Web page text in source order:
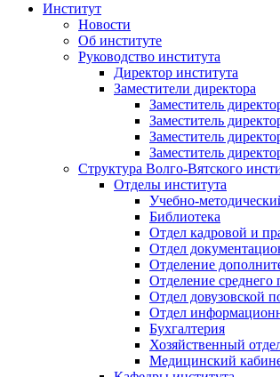
Институт
Новости
Об институте
Руководство института
Директор института
Заместители директора
Заместитель
Заместитель
Заместитель
Заместитель
Структура Волго-Вятского
Отделы института
Учебно-
Библиотека
Отдел кадровой и
Отдел
Отделение
Отделение среднего
Отдел довузовской
Отдел
Бухгалтерия
Хозяйственный
Медицинский